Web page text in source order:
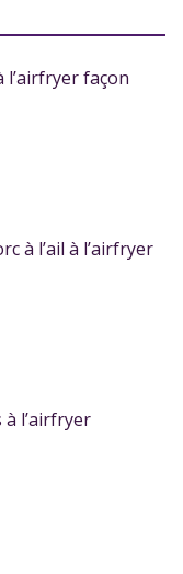
l’airfryer façon
à l’ail à l’airfryer
l’airfryer